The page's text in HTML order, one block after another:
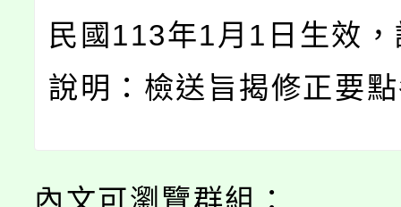
民國113年1月1日生效
說明：檢送旨揭修正要
內文可瀏覽群組：